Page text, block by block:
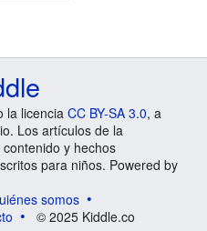
la licencia CC BY-SA 3.0, a
Los artículos de la
y hechos
para niños. Powered by
somos
© 2025 Kiddle.co